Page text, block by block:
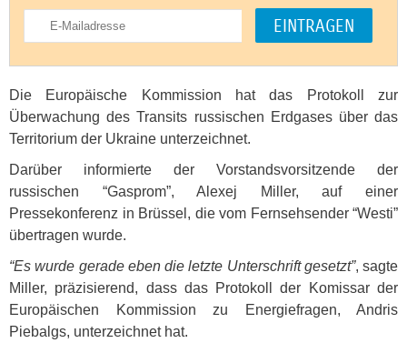
Die Europäische Kommission hat das Protokoll zur
Überwachung des Transits russischen Erdgases über das
Territorium der Ukraine unterzeichnet.
Darüber informierte der Vorstandsvorsitzende der
russischen “Gasprom”, Alexej Miller, auf einer
Pressekonferenz in Brüssel, die vom Fernsehsender “Westi”
übertragen wurde.
“Es wurde gerade eben die letzte Unterschrift gesetzt”, sagte
Miller, präzisierend, dass das Protokoll der Komissar der
Europäischen Kommission zu Energiefragen, Andris
Piebalgs, unterzeichnet hat.